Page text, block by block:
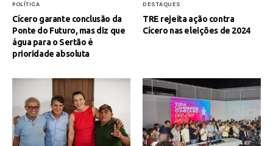
POLÍTICA
Cícero garante conclusão da
Ponte do Futuro, mas diz que
água para o Sertão é
prioridade absoluta
DESTAQUES
TRE rejeita ação contra
Cícero nas eleições de 2024